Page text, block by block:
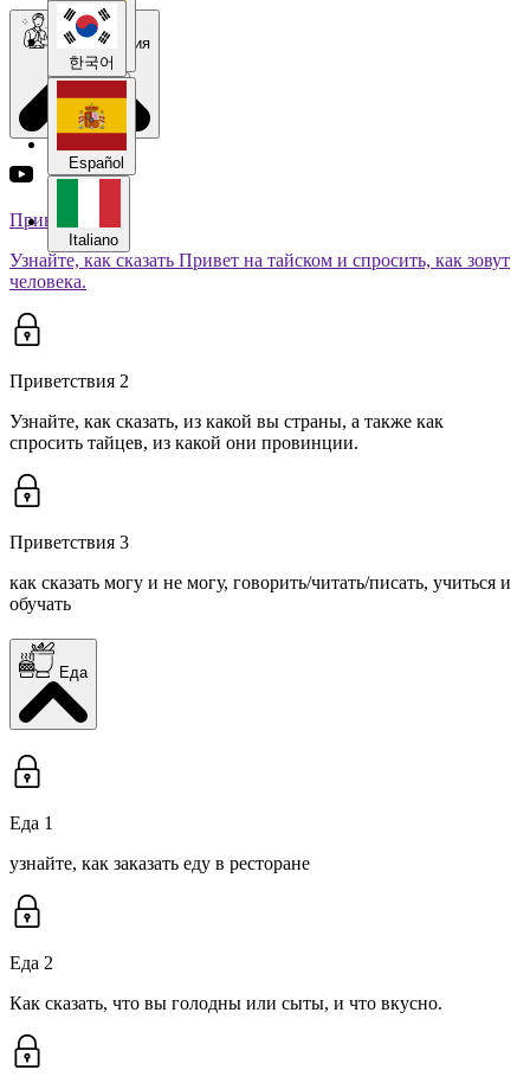
Español
Italiano
한국어
Español
Italiano
Приветствия
Приветствия 1
Узнайте, как сказать Привет на тайском и спросить, как зовут
человека.
Приветствия 2
Узнайте, как сказать, из какой вы страны, а также как
спросить тайцев, из какой они провинции.
Приветствия 3
как сказать могу и не могу, говорить/читать/писать, учиться и
обучать
Еда
Еда 1
узнайте, как заказать еду в ресторане
Еда 2
Как сказать, что вы голодны или сыты, и что вкусно.